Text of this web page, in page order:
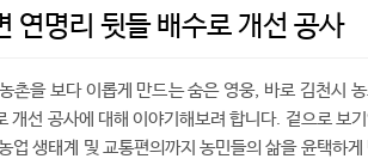
연명리 뒷들 배수로 개선 공사
촌을 보다 이롭게 만드는 숨은 영웅, 바로 김천시
개선 공사에 대해 이야기해보려 합니다. 겉으로 보
업 생태계 및 교통편의까지 농민들의 삶을 윤택하게